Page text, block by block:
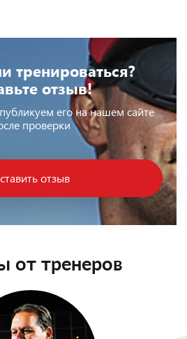
тренироваться?
отзыв!
его на нашем сайте
проверки
отзыв
от тренеров